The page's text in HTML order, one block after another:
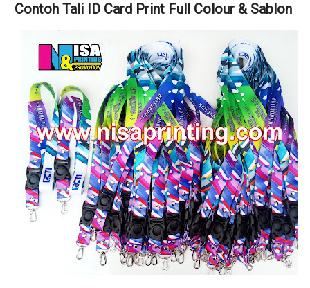
Contoh Tali ID Card Print Full Colour & Sablon